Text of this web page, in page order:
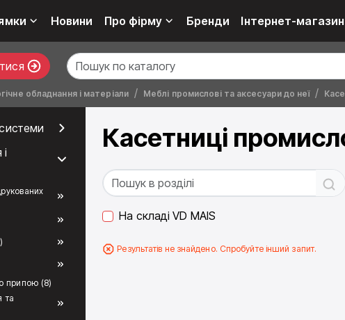
Новини Про фірму Бренди Інтернет-магазин
обладнання і матеріали Меблі промислові та аксесуари до неї
припою (8)
та
Касетниці
На складі VD MAIS
Результатів не знайдено. Спробуйте інший запит.